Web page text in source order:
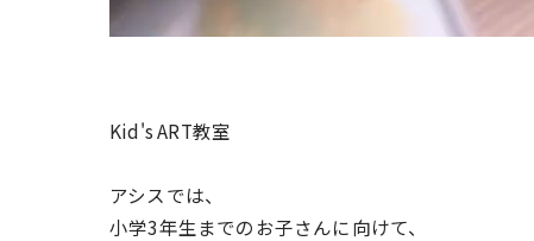
Kid's ART教室
アシスでは、
小学3年生までのお子さんに向けて、